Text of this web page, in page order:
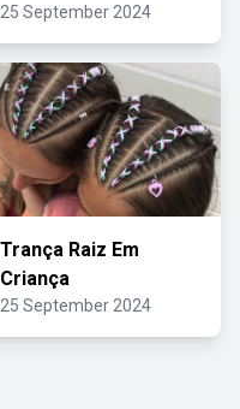
25 September 2024
Trança Raiz Em
Criança
25 September 2024